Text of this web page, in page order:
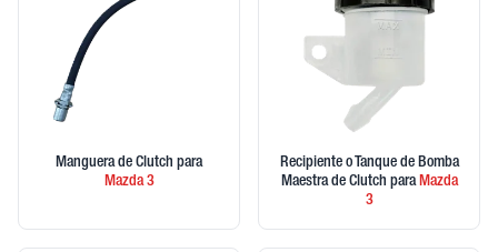
Manguera de Clutch para
Mazda3
Recipiente o Tanque de Bomba
Maestra de Clutch paraMazda
3